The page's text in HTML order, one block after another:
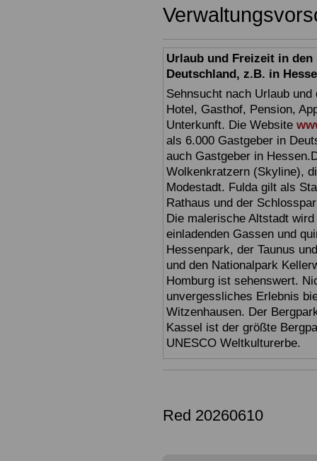
Urlaub und Freizeit in
Deutschland, z.B. in
Sehnsucht nach Urlaub
Hotel, Gasthof, Pension,
Unterkunft. Die Website
als 6.000 Gastgeber in
auch Gastgeber in
Wolkenkratzern (Skyline),
Modestadt. Fulda gilt als
Rathaus und der
Die malerische Altstadt
einladenden Gassen und
Hessenpark, der Taunus
und den Nationalpark
Homburg ist sehenswert.
unvergessliches Erlebnis
Witzenhausen. Der
Kassel ist der größte
UNESCO Weltkulturerbe.
Red 20260610